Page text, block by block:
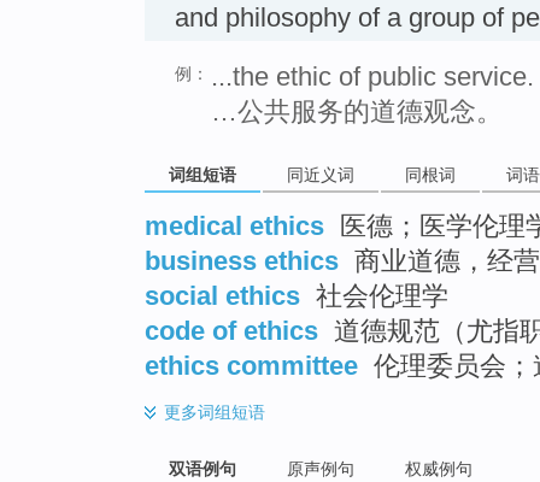
and philosophy of a group of
例：
...the ethic of public service.
…公共服务的道德观念。
词组短语 同近义词 同根词 词
medical ethics
医德；医学伦理
business ethics 商业道德，经
social ethics 社会伦理学
code of ethics 道德规范（尤指
ethics committee 伦理委员会
更多词组短语
双语例句 原声例句 权威例句